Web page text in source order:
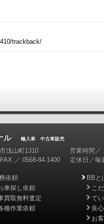
trackback/
ル輸入車 中古車販売
浅山町1310
／ 0568-84-1400
営業時間／
定休日／毎
依頼
車探し依頼
買取無料査定
種作業依頼
BBと
こ
て
良
お